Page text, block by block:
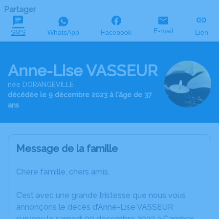
Partager
SMS WhatsApp Facebook E-mail Lien
Anne-Lise VASSEUR
née DORANGEVILLE
décédée le 9 décembre 2023 à l'âge de 37
ans
Message de la famille
Chère famille, chers amis,
C’est avec une grande tristesse que nous vous
annonçons le décès d’Anne-Lise VASSEUR